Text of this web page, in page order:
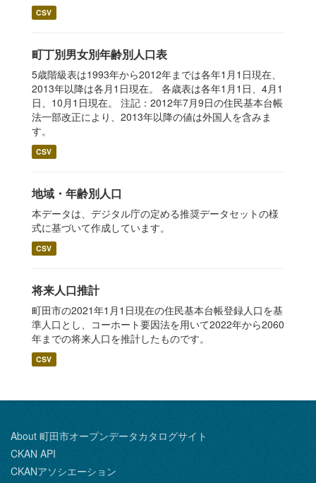
CSV
町丁別男女別年齢別人口表
5歳階級表は1993年から2012年までは各年1月1日現在、
2013年以降は各月1日現在。 各歳表は各年1月1日、4月1
日、10月1日現在。 注記：2012年7月9日の住民基本台帳
法一部改正により、2013年以降の値は外国人を含みま
す。
CSV
地域・年齢別人口
本データは、デジタル庁の定める推奨データセットの様
式に基づいて作成しています。
CSV
将来人口推計
町田市の2021年1月1日現在の住民基本台帳登録人口を基
準人口とし、コーホート要因法を用いて2022年から2060
年までの将来人口を推計したものです。
CSV
About 町田市オープンデータカタログサイト
CKAN API
CKANアソシエーション